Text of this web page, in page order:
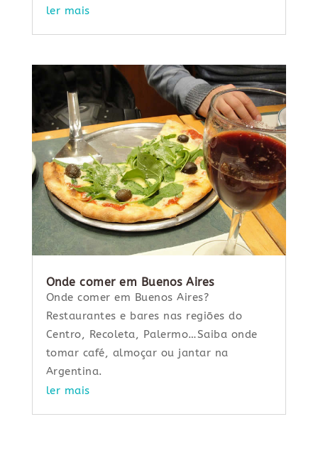
ler mais
Onde comer em Buenos Aires
Onde comer em Buenos Aires?
Restaurantes e bares nas regiões do
Centro, Recoleta, Palermo…Saiba onde
tomar café, almoçar ou jantar na
Argentina.
ler mais